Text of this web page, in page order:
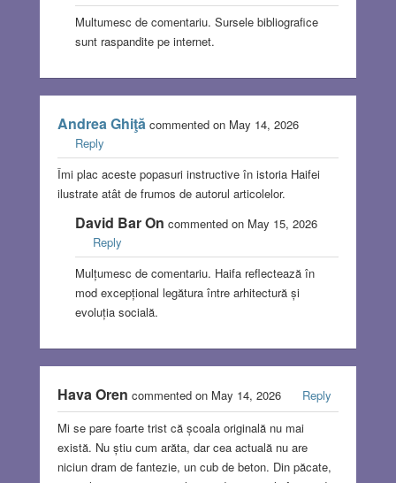
Multumesc de comentariu. Sursele bibliografice
sunt raspandite pe internet.
Andrea Ghiţăcommented on May 14, 2026
Reply
Îmi plac aceste popasuri instructive în istoria Haifei
ilustrate atât de frumos de autorul articolelor.
David Bar On commented on May 15, 2026
Reply
Mulțumesc de comentariu. Haifa reflectează în
mod excepțional legătura între arhitectură și
evoluția socială.
Hava Oren commented on May 14, 2026
Reply
Mi se pare foarte trist că școala originală nu mai
există. Nu știu cum arăta, dar cea actuală nu are
niciun dram de fantezie, un cub de beton. Din păcate,